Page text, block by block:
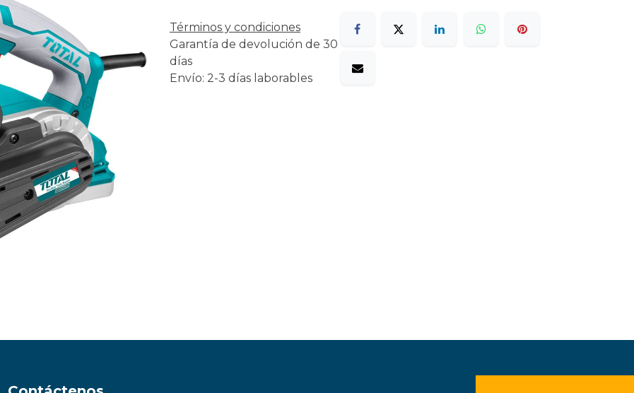
Términos y condiciones
Garantía de devolución de 30
días
Envío: 2-3 días laborables